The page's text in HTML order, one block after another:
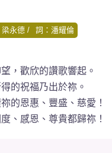
梁永德
詞：潘耀倫
，歡欣的讚歌響起。
的祝福乃出於祢。
的恩惠、豐盛、慈愛！
、感恩、尊貴都歸祢！